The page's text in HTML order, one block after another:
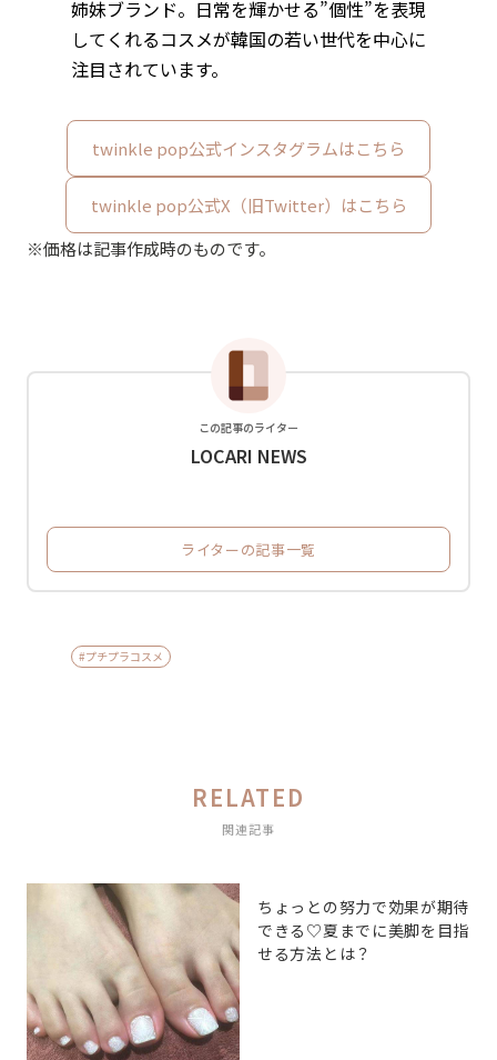
姉妹ブランド。日常を輝かせる”個性”を表現
してくれるコスメが韓国の若い世代を中心に
注目されています。
twinkle pop公式インスタグラムはこちら
twinkle pop公式X（旧Twitter）はこちら
※価格は記事作成時のものです。
この記事のライター
LOCARI NEWS
ライターの記事一覧
#プチプラコスメ
RELATED
関連記事
ちょっとの努力で効果が期待
できる♡夏までに美脚を目指
せる方法とは？